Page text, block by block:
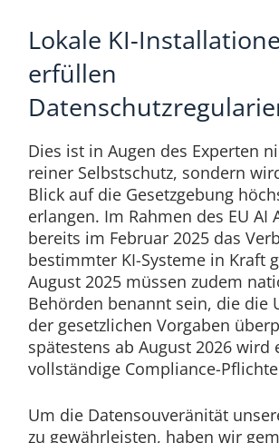
Lokale KI-
erfüllen
Dies ist in Augen des Experten
reiner Selbstschutz, sondern
Blick auf die Gesetzgebung
erlangen. Im Rahmen des EU AI
bereits im Februar 2025 das
bestimmter KI-Systeme in Kraft
August 2025 müssen zudem
Behörden benannt sein, die die
der gesetzlichen Vorgaben
spätestens ab August 2026 wird
vollständige Compliance-
Um die Datensouveränität
zu gewährleisten, haben wir